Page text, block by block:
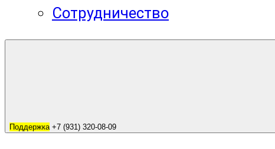
Сотрудничество
Поддержка +7 (931) 320-08-09